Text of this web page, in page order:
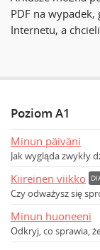
PDF na
Internetu, a
Poziom A1
Minun päiväni
Jak wygląda zwykły
Kiireinen viikko
Czy odważysz się
Minun huoneeni
Odkryj, co sprawia,